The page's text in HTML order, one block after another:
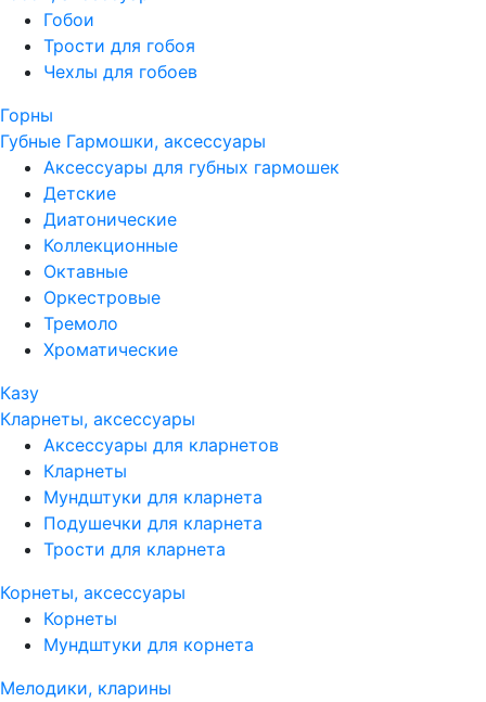
Гобои
Трости для гобоя
Чехлы для гобоев
Горны
Губные Гармошки, аксессуары
Аксессуары для губных гармошек
Детские
Диатонические
Коллекционные
Октавные
Оркестровые
Тремоло
Хроматические
Казу
Кларнеты, аксессуары
Аксессуары для кларнетов
Кларнеты
Мундштуки для кларнета
Подушечки для кларнета
Трости для кларнета
Корнеты, аксессуары
Корнеты
Мундштуки для корнета
Мелодики, кларины